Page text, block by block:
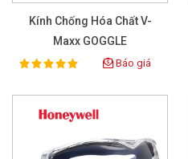
Kính Chống Hóa Chất V-
Maxx GOGGLE
Rating:
100% Báo giá